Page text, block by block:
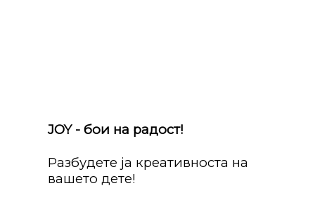
JOY - бои на радост!
Разбудете ја креативноста на
вашето дете!